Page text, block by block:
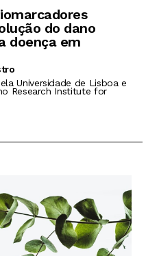
do dano
doença em
Universidade de Lisboa e
Research Institute for